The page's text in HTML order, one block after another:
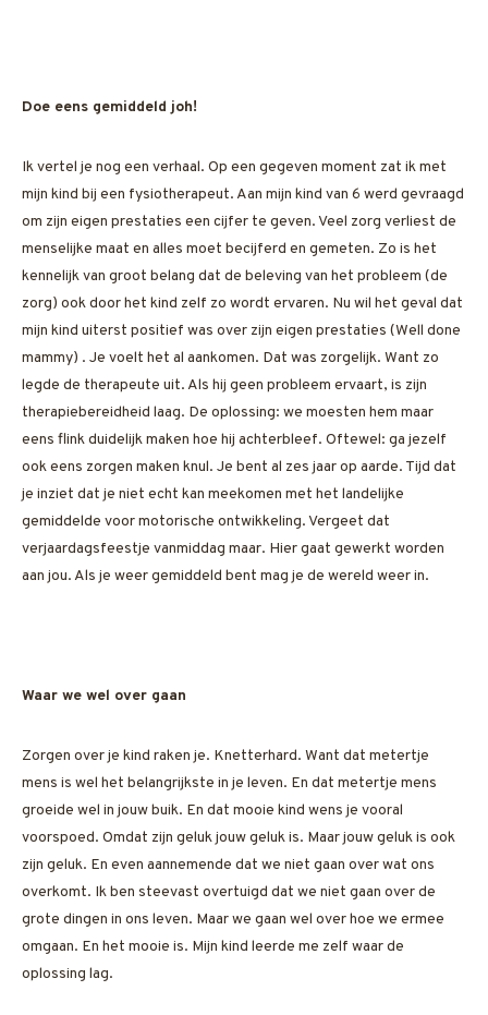
Doe eens gemiddeld joh!
Ik vertel je nog een verhaal. Op een gegeven moment zat ik met
mijn kind bij een fysiotherapeut. Aan mijn kind van 6 werd gevraagd
om zijn eigen prestaties een cijfer te geven. Veel zorg verliest de
menselijke maat en alles moet becijferd en gemeten. Zo is het
kennelijk van groot belang dat de beleving van het probleem (de
zorg) ook door het kind zelf zo wordt ervaren. Nu wil het geval dat
mijn kind uiterst positief was over zijn eigen prestaties (Well done
mammy) . Je voelt het al aankomen. Dat was zorgelijk. Want zo
legde de therapeute uit. Als hij geen probleem ervaart, is zijn
therapiebereidheid laag. De oplossing: we moesten hem maar
eens flink duidelijk maken hoe hij achterbleef. Oftewel: ga jezelf
ook eens zorgen maken knul. Je bent al zes jaar op aarde. Tijd dat
je inziet dat je niet echt kan meekomen met het landelijke
gemiddelde voor motorische ontwikkeling. Vergeet dat
verjaardagsfeestje vanmiddag maar. Hier gaat gewerkt worden
aan jou. Als je weer gemiddeld bent mag je de wereld weer in.
Waar we wel over gaan
Zorgen over je kind raken je. Knetterhard. Want dat metertje
mens is wel het belangrijkste in je leven. En dat metertje mens
groeide wel in jouw buik. En dat mooie kind wens je vooral
voorspoed. Omdat zijn geluk jouw geluk is. Maar jouw geluk is ook
zijn geluk. En even aannemende dat we niet gaan over wat ons
overkomt. Ik ben steevast overtuigd dat we niet gaan over de
grote dingen in ons leven. Maar we gaan wel over hoe we ermee
omgaan. En het mooie is. Mijn kind leerde me zelf waar de
oplossing lag.